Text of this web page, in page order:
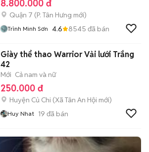
8.800.000 đ
Quận 7 (P. Tân Hưng mới)
Trình Minh Sơn 4.6 8545 đã bán
Giày thể thao Warrior Vải lưới Trắng
42
Mới Cả nam và nữ
250.000 đ
Huyện Củ Chi (Xã Tân An Hội mới)
Huy Nhat 19 đã bán